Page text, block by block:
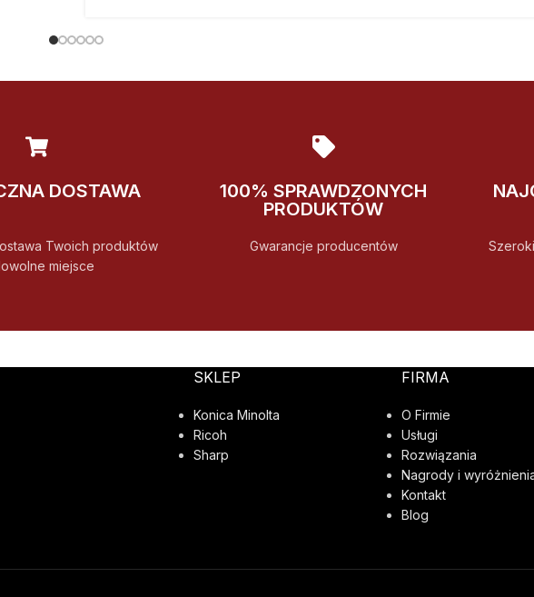
DOSTAWA
Twoich produktów
miejsce
100% SPRAWDZONYCH
PRODUKTÓW
Gwarancje producentów
SKLEP
Konica Minolta
Ricoh
Sharp
FIRMA
O Firmie
Usługi
Rozwiązania
Nagrody i
Kontakt
Blog